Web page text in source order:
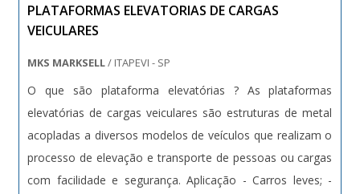
PLATAFORMAS ELEVATORIAS DE CARGAS
VEICULARES
MKS MARKSELL/ ITAPEVI - SP
O que são plataforma elevatórias ? As plataformas
elevatórias de cargas veiculares são estruturas de metal
acopladas a diversos modelos de veículos que realizam o
processo de elevação e transporte de pessoas ou cargas
com facilidade e segurança. Aplicação - Carros leves; -